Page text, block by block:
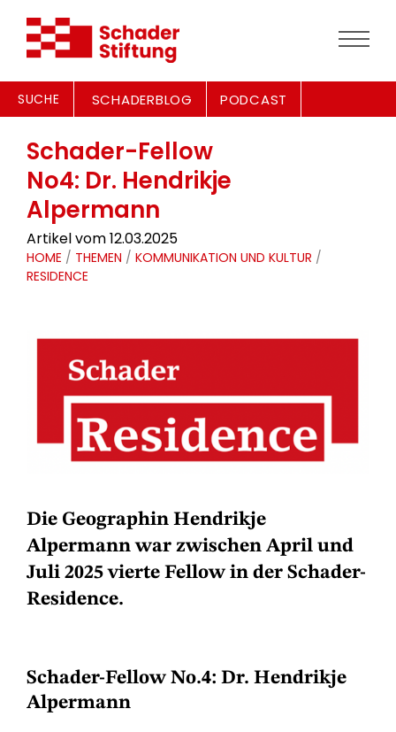
SUCHE SCHADERBLOG PODCAST
Schader-Fellow
No4: Dr. Hendrikje
Alpermann
Artikel vom 12.03.2025
HOME / THEMEN / KOMMUNIKATION UND KULTUR /
RESIDENCE
Die Geographin Hendrikje
Alpermann war zwischen April und
Juli 2025 vierte Fellow in der Schader-
Residence.
Schader-Fellow No.4: Dr. Hendrikje
Alpermann